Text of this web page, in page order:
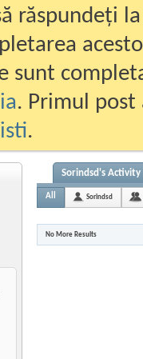
răspundeți
sunt
. Primul
.
Sorindsd's Activity
All Sorindsd
No More Results